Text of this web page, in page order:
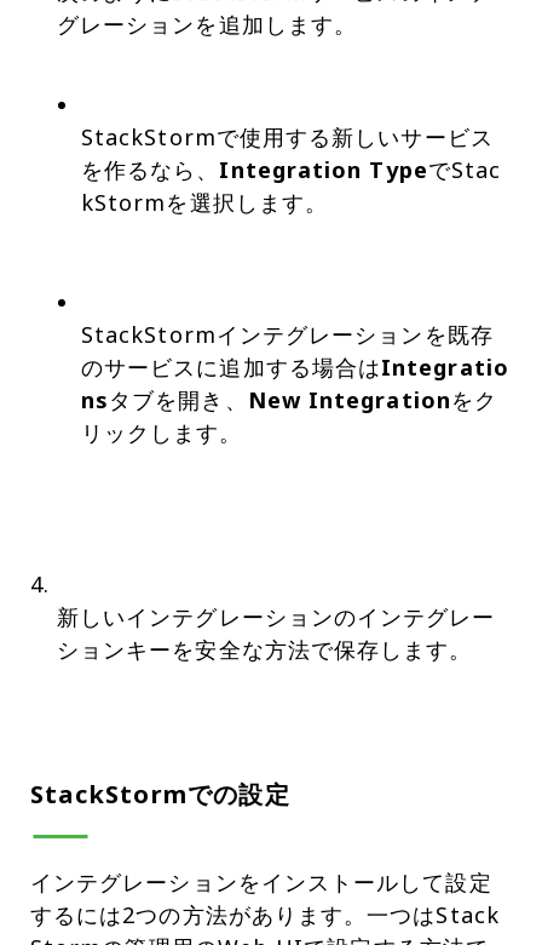
グレーションを追加します。
StackStormで使用する新しいサービス
を作るなら、 Integration TypeでStac
kStormを選択します。
StackStormインテグレーションを既存
のサービスに追加する場合はIntegratio
nsタブを開き、 New Integrationをク
リックします。
新しいインテグレーションのインテグレー
ションキーを安全な方法で保存します。
StackStormでの設定
インテグレーションをインストールして設定
するには2つの方法があります。一つはStack